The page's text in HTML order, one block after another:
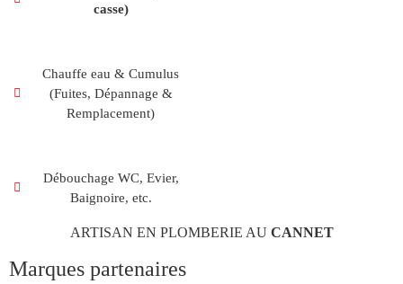
casse)
Chauffe eau & Cumulus
(Fuites, Dépannage &
Remplacement)
Débouchage WC, Evier,
Baignoire, etc.
ARTISAN EN PLOMBERIE AU CANNET
Marques partenaires